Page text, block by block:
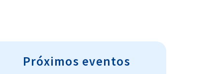
Próximos eventos